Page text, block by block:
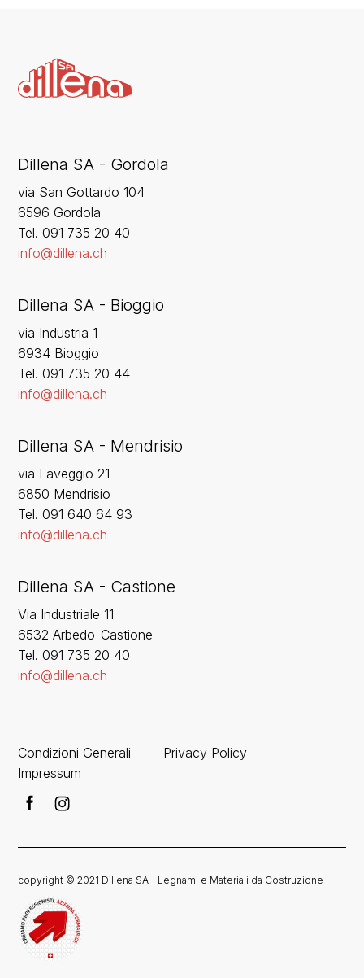
Dillena SA - Gordola
via San Gottardo 104
6596 Gordola
‍Tel. 091 735 20 40
info@dillena.ch
Dillena SA - Bioggio
via Industria 1
6934 Bioggio
Tel. 091 735 20 44
info@dillena.ch
Dillena SA - Mendrisio
via Laveggio 21
6850 Mendrisio
Tel. 091 640 64 93
info@dillena.ch
Dillena SA - Castione
Via Industriale 11
6532 Arbedo-Castione
Tel. 091 735 20 40
info@dillena.ch
Condizioni Generali
Privacy Policy
Impressum
copyright © 2021 Dillena SA - Legnami e Materiali da Costruzione